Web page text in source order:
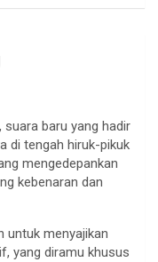
suara baru yang hadir
di tengah hiruk-pikuk
mengedepankan
kebenaran dan
untuk menyajikan
yang diramu khusus